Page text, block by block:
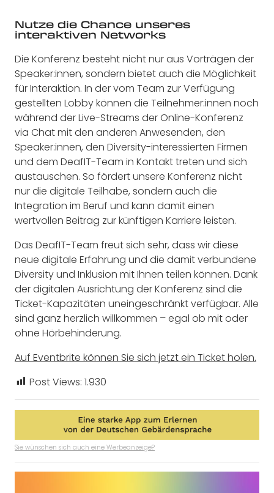
Nutze die Chance unseres
interaktiven Networks
Die Konferenz besteht nicht nur aus Vorträgen der
Speaker:innen, sondern bietet auch die Möglichkeit
für Interaktion. In der vom Team zur Verfügung
gestellten Lobby können die Teilnehmer:innen noch
während der Live-Streams der Online-Konferenz
via Chat mit den anderen Anwesenden, den
Speaker:innen, den Diversity-interessierten Firmen
und dem DeafIT-Team in Kontakt treten und sich
austauschen. So fördert unsere Konferenz nicht
nur die digitale Teilhabe, sondern auch die
Integration im Beruf und kann damit einen
wertvollen Beitrag zur künftigen Karriere leisten.
Das DeafIT-Team freut sich sehr, dass wir diese
neue digitale Erfahrung und die damit verbundene
Diversity und Inklusion mit Ihnen teilen können. Dank
der digitalen Ausrichtung der Konferenz sind die
Ticket-Kapazitäten uneingeschränkt verfügbar. Alle
sind ganz herzlich willkommen – egal ob mit oder
ohne Hörbehinderung.
Auf Eventbrite können Sie sich jetzt ein Ticket holen.
Post Views: 1.930
Sie wünschen sich auch eine Werbeanzeige?